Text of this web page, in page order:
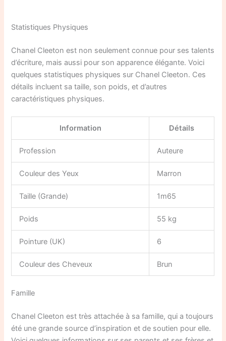
Statistiques Physiques
Chanel Cleeton est non seulement connue pour ses talents
d’écriture, mais aussi pour son apparence élégante. Voici
quelques statistiques physiques sur Chanel Cleeton. Ces
détails incluent sa taille, son poids, et d’autres
caractéristiques physiques.
Information Détails
Profession Auteure
Couleur des Yeux Marron
Taille (Grande) 1m65
Poids 55 kg
Pointure (UK) 6
Couleur des Cheveux Brun
Famille
Chanel Cleeton est très attachée à sa famille, qui a toujours
été une grande source d’inspiration et de soutien pour elle.